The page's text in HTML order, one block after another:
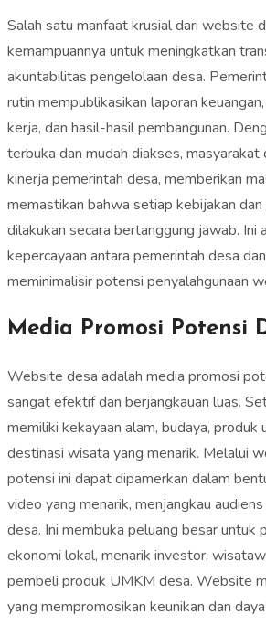
Salah satu manfaat krusial dari website
kemampuannya untuk meningkatkan
akuntabilitas pengelolaan desa.
rutin mempublikasikan laporan
kerja, dan hasil-hasil pembangunan.
terbuka dan mudah diakses, masyarakat
kinerja pemerintah desa, memberikan
memastikan bahwa setiap kebijakan dan
dilakukan secara bertanggung jawab. Ini
kepercayaan antara pemerintah desa
meminimalisir potensi penyalahgunaan
Media Promosi Potensi
Website desa adalah media promosi
sangat efektif dan berjangkauan luas.
memiliki kekayaan alam, budaya, produk
destinasi wisata yang menarik. Melalui
potensi ini dapat dipamerkan dalam
video yang menarik, menjangkau
desa. Ini membuka peluang besar untuk
ekonomi lokal, menarik investor,
pembeli produk UMKM desa. Website
yang mempromosikan keunikan dan